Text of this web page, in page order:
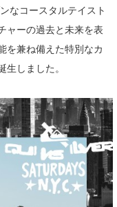
なコースタルテイスト
ャーの過去と未来を表
を兼ね備えた特別なカ
しました。